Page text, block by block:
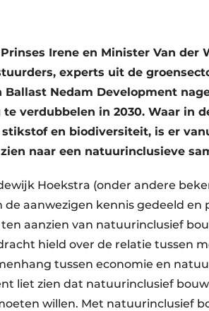
Irene en Minister Van der
experts uit de
Ballast Nedam Development
verdubbelen in 2030. Waar in
stikstof en biodiversiteit, is er
naar een natuurinclusieve
Hoekstra (onder andere
de aanwezigen kennis gedeeld
aanzien van natuurinclusief
hield over de relatie tussen
tussen economie en
liet zien dat natuurinclusief
willen. Met natuurinclusief